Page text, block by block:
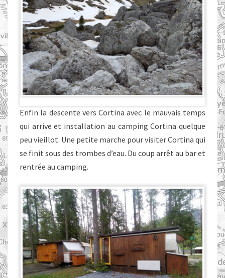
Enfin la descente vers Cortina avec le mauvais temps
qui arrive et installation au camping Cortina quelque
peu vieillot. Une petite marche pour visiter Cortina qui
se finit sous des trombes d’eau. Du coup arrêt au bar et
rentrée au camping.